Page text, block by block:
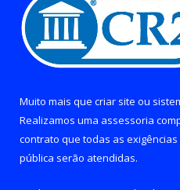
Muito mais que criar site ou
Realizamos uma assessoria
contrato que todas as exigências
pública serão atendidas.